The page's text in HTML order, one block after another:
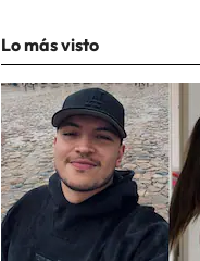
Lo más visto